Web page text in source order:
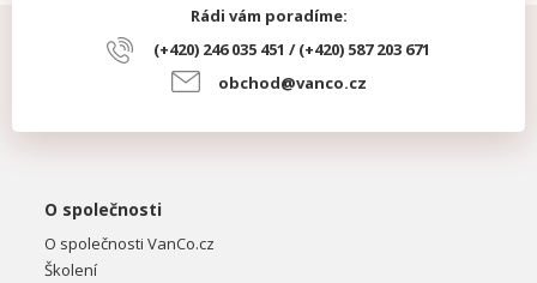
Rádi vám poradíme:
(+420) 246 035 451 / (+420) 587 203 671
obchod@vanco.cz
O společnosti
O společnosti VanCo.cz
Školení